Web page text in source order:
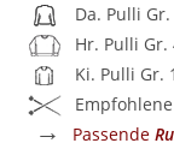
Da. Pulli
Hr. Pulli Gr.
Ki. Pulli Gr.
→ Passende